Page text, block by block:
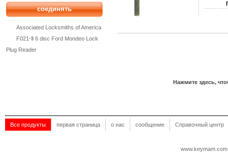
соединять
Associated Locksmiths of America
F021-Ⅱ 6 disc Ford Mondeo Lock
Plug Reader
Нажмите здесь,
Все продукты первая страница о нас сообщение Справочный центр
www.keymam.com